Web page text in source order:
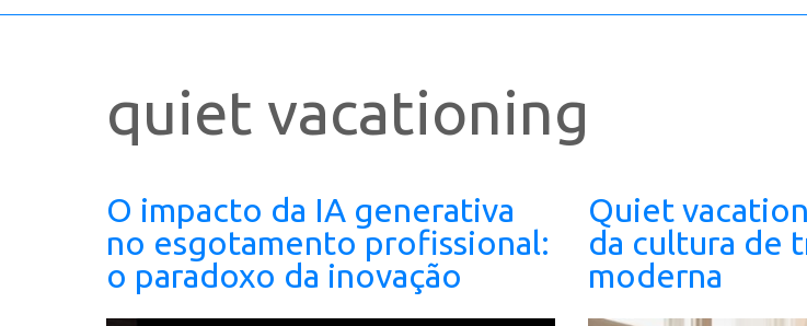
quiet vacationing
O impacto da IA generativa
no esgotamento profissional:
o paradoxo da inovação
Quiet
da cultura de
moderna